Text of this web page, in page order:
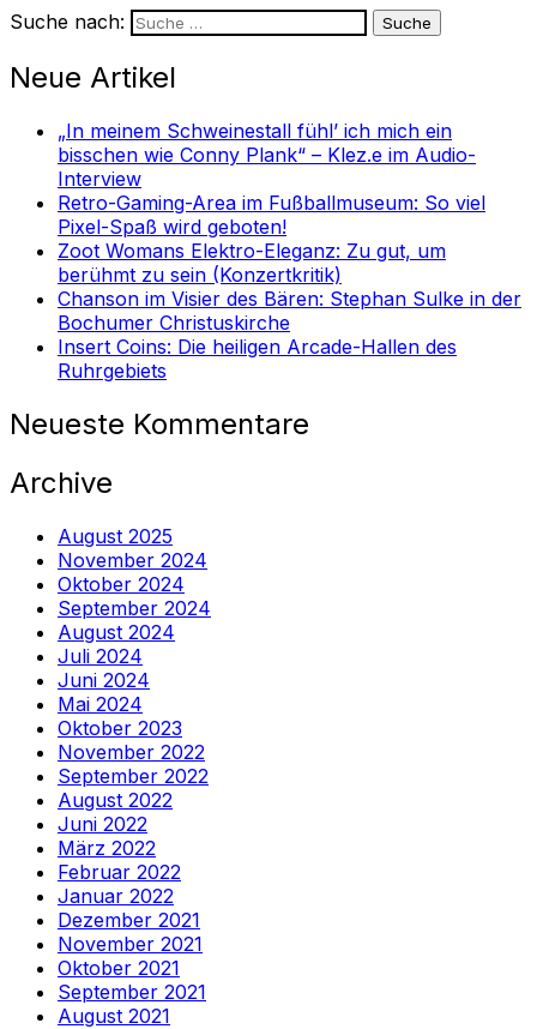
Suche nach:
Neue Artikel
„In meinem Schweinestall fühl’ ich mich ein
bisschen wie Conny Plank“ – Klez.e im Audio-
Interview
Retro-Gaming-Area im Fußballmuseum: So viel
Pixel-Spaß wird geboten!
Zoot Womans Elektro-Eleganz: Zu gut, um
berühmt zu sein (Konzertkritik)
Chanson im Visier des Bären: Stephan Sulke in der
Bochumer Christuskirche
Insert Coins: Die heiligen Arcade-Hallen des
Ruhrgebiets
Neueste Kommentare
Archive
August 2025
November 2024
Oktober 2024
September 2024
August 2024
Juli 2024
Juni 2024
Mai 2024
Oktober 2023
November 2022
September 2022
August 2022
Juni 2022
März 2022
Februar 2022
Januar 2022
Dezember 2021
November 2021
Oktober 2021
September 2021
August 2021